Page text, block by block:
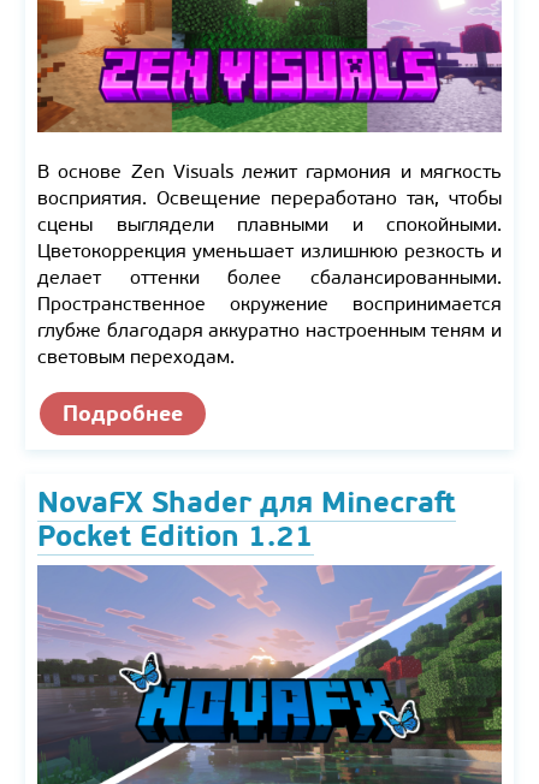
В основе Zen Visuals лежит гармония и мягкость
восприятия. Освещение переработано так, чтобы
сцены выглядели плавными и спокойными.
Цветокоррекция уменьшает излишнюю резкость и
делает оттенки более сбалансированными.
Пространственное окружение воспринимается
глубже благодаря аккуратно настроенным теням и
световым переходам.
Подробнее
NovaFX Shader для Minecraft
Pocket Edition 1.21